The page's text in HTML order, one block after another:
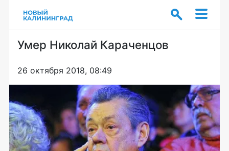
Умер Николай Караченцов
26 октября 2018, 08:49